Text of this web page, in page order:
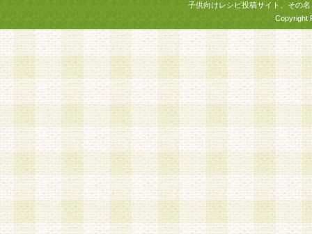
子供向けレシピ投稿サイト、その
Copyright